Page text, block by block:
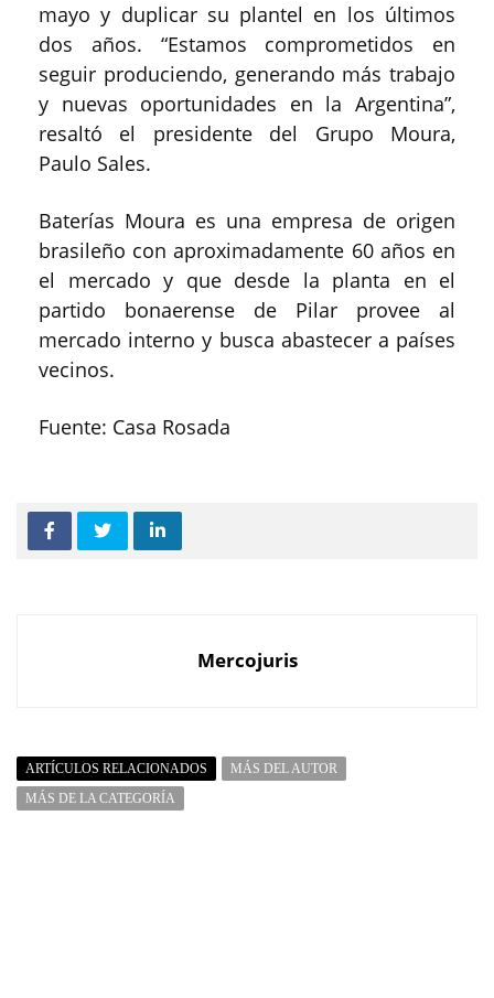
mayo y duplicar su plantel en los últimos
dos años. “Estamos comprometidos en
seguir produciendo, generando más trabajo
y nuevas oportunidades en la Argentina”,
resaltó el presidente del Grupo Moura,
Paulo Sales.
Baterías Moura es una empresa de origen
brasileño con aproximadamente 60 años en
el mercado y que desde la planta en el
partido bonaerense de Pilar provee al
mercado interno y busca abastecer a países
vecinos.
Fuente: Casa Rosada
Mercojuris
ARTÍCULOS RELACIONADOS
MÁS DEL AUTOR
MÁS DE LA CATEGORÍA